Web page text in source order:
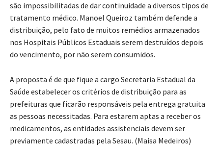
são impossibilitadas de dar continuidade a diversos tipos de
tratamento médico. Manoel Queiroz também defende a
distribuição, pelo fato de muitos remédios armazenados
nos Hospitais Públicos Estaduais serem destruídos depois
do vencimento, por não serem consumidos.
A proposta é de que fique a cargo Secretaria Estadual da
Saúde estabelecer os critérios de distribuição para as
prefeituras que ficarão responsáveis pela entrega gratuita
as pessoas necessitadas. Para estarem aptas a receber os
medicamentos, as entidades assistenciais devem ser
previamente cadastradas pela Sesau. (Maisa Medeiros)